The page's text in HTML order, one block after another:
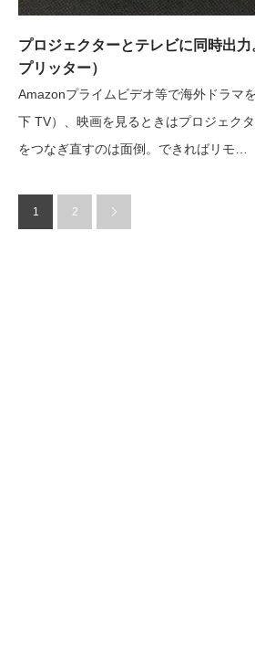
プロジェクターとテレビに同時出
プリッター）
Amazonプライムビデオ等で海外ドラマ
下 TV）、映画を見るときはプロジェク
をつなぎ直すのは面倒。できればリモ…
1 2